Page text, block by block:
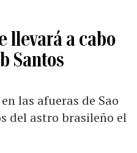
llevará a cabo
Santos
las afueras de Sao
del astro brasileño el